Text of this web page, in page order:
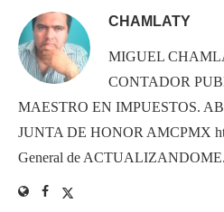
CHAMLATY
MIGUEL
CONTADOR
MAESTRO EN IMPUESTOS.
JUNTA DE HONOR AMCPMX
General de